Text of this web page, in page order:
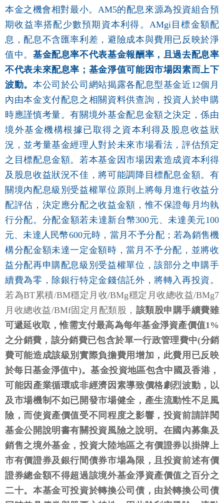
本金之機會相對最小。AM5的配息來源為投資組合預
期收益率搭配少數預期資本利得。AMgi目標金額配
息，配息不含匯率利差，避險成本與費用已反映於淨
值中。 基金配息率不代表基金報酬率，且過去配息率
不代表未來配息率；基金淨值可能因市場因素而上下
波動。 本公司於公司網站揭露各配息型基金近12個月
內由本金支付配息之相關資料供查詢，投資人於申購
時應謹慎考量。有關境外基金配息金額之決定，係由
境外基金機構根據已取得之資本利得及股息收益狀
況，並考量基金經理人對於未來市場看法，評估預定
之目標配息金額。若本基金因市場因素造成資本利得
及股息收益狀況不佳，將可能調降目標配息金額。有
關境內配息級別受益權單位原則上將每月進行收益分
配評估，決定應分配之收益金額，惟不保證每月均執
行分配。分配金額若未達新台幣300元、未達美元100
元、未達人民幣600元時，當月不予分配；若為銷售機
構分配金額未達一定金額時，當月不予分配，並將收
益分配再申購配息級別受益權單位，該部分之申購手
續費為零，除銀行特定金錢信託外，將轉入再投資。
若為BT累積/BM穩定月收/BMg穩定月收總收益/BMg7
月收總收益/BMf固定月配類股， 該類股申購手續費雖
可遞延收取，惟需支付最高為每年基金淨資產價值1%
之分銷費，該分銷費已包含於單一行政管理費中(分銷
費可能造成該級別實際負擔費用增加，此費用已反映
於每日基金淨值中)。基金投資地區包含中國及香港，
可能因產業循環或非經濟因素導致價格劇烈波動，以
及市場機制不如已開發市場健全，產生流動性不足風
險，而使資產價值受不同程度之影響，投資前請詳閱
基金公開說明書有關投資風險之說明。在國內募集及
銷售之境外基金，投資大陸地區之有價證券以掛牌上
市有價證券及銀行間債券市場為限，且投資前述有價
證券總金額不得超過該境外基金淨資產價值之百分之
二十。本基金可投資於轉換公司債，由於轉換公司債